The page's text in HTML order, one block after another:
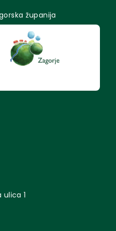
županija
1